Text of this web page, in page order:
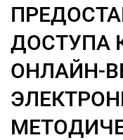
ДОСТУПА
ОНЛАЙН-